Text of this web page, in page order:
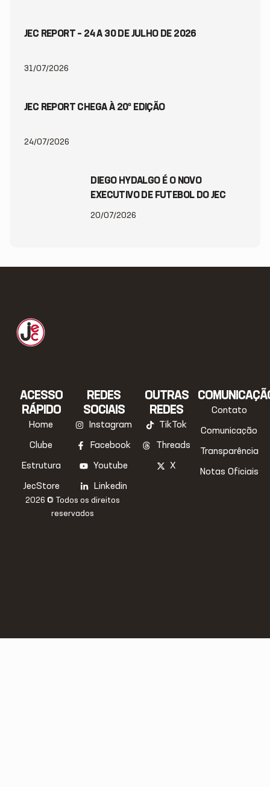
JEC REPORT – 24 A 30 DE JULHO DE 2026
31/07/2026
JEC REPORT CHEGA À 20ª EDIÇÃO
24/07/2026
DIEGO HYDALGO É O NOVO
EXECUTIVO DE FUTEBOL DO JEC
20/07/2026
ACESSO
RÁPIDO
Home
Clube
Estrutura
JecStore
REDES
SOCIAIS
Instagram
Facebook
Youtube
Linkedin
OUTRAS
REDES
TikTok
Threads
X
Contato
Comunicação
Transparência
Notas Oficiais
2026 © Todos os direitos
reservados